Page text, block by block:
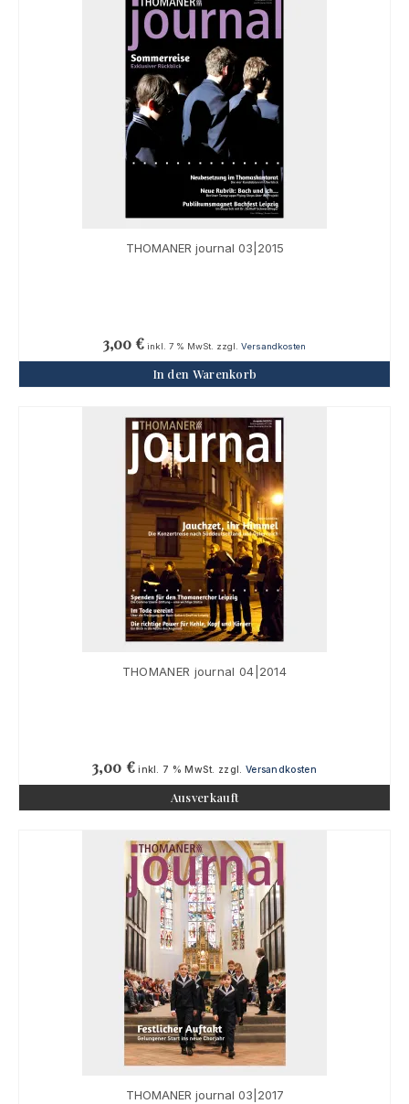
THOMANER journal 03|2015
3,00 € inkl. 7 % MwSt. zzgl. Versandkosten
In den Warenkorb
THOMANER journal 04|2014
3,00 € inkl. 7 % MwSt. zzgl. Versandkosten
Ausverkauft
THOMANER journal 03|2017